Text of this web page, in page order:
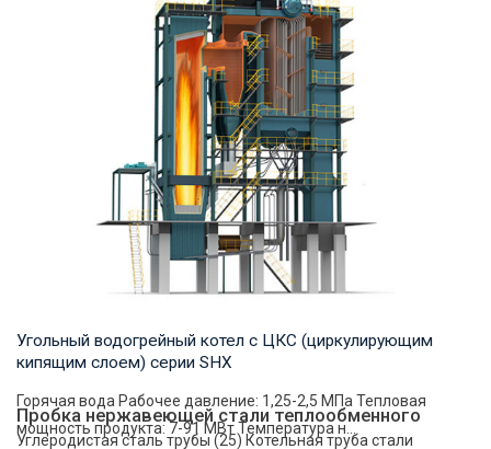
Угольный водогрейный котел с ЦКС (циркулирующим
кипящим слоем) серии SHX
Горячая вода Рабочее давление: 1,25-2,5 МПа Тепловая
мощность продукта: 7-91 МВт Температура н...
Пробка нержавеющей стали теплообменного
Углеродистая сталь трубы (25) Котельная труба стали